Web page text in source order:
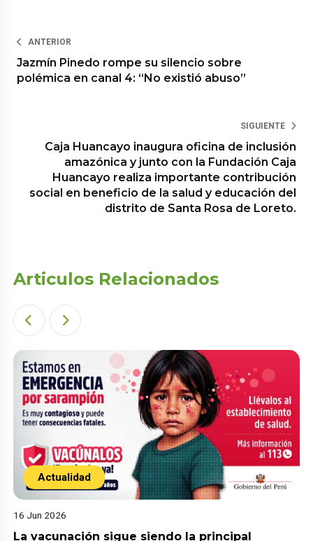
ANTERIOR
Jazmín Pinedo rompe su silencio sobre
polémica en canal 4: “No existió abuso”
SIGUIENTE
Caja Huancayo inaugura oficina de inclusión
amazónica y junto con la Fundación Caja
Huancayo realiza importante contribución
social en beneficio de la salud y educación del
distrito de Santa Rosa de Loreto.
Articulos Relacionados
Actualidad
16 Jun 2026
La vacunación sigue siendo la principal